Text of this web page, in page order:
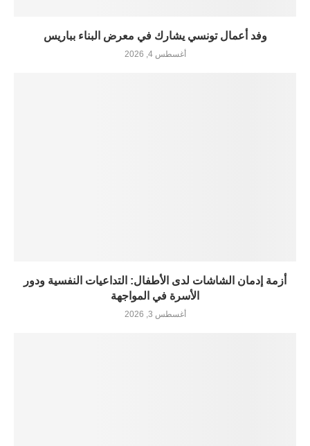
وفد أعمال تونسي يشارك في معرض البناء بباريس
أغسطس 4, 2026
أزمة إدمان الشاشات لدى الأطفال: التداعيات النفسية ودور
الأسرة في المواجهة
أغسطس 3, 2026